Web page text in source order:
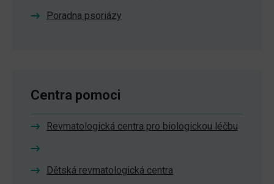
Poradna psoriázy
Centra pomoci
Revmatologická centra pro biologickou léčbu
Dětská revmatologická centra